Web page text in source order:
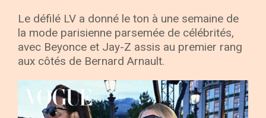
Le défilé LV a donné le ton à une semaine de
la mode parisienne parsemée de célébrités,
avec Beyonce et Jay-Z assis au premier rang
aux côtés de Bernard Arnault.